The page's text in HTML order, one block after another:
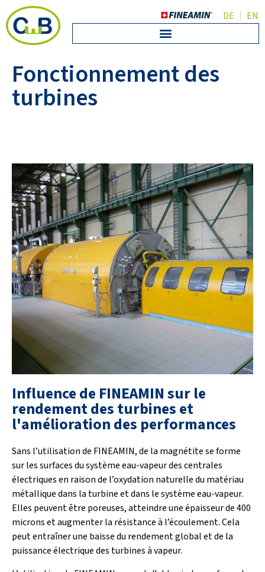
DE EN
Fonctionnement des
turbines
Influence de FINEAMIN sur le
rendement des turbines et
l'amélioration des performances
Sans l’utilisation de FINEAMIN, de la magnétite se forme
sur les surfaces du système eau-vapeur des centrales
électriques en raison de l’oxydation naturelle du matériau
métallique dans la turbine et dans le système eau-vapeur.
Elles peuvent être poreuses, atteindre une épaisseur de 400
microns et augmenter la résistance à l’écoulement. Cela
peut entraîner une baisse du rendement global et de la
puissance électrique des turbines à vapeur.